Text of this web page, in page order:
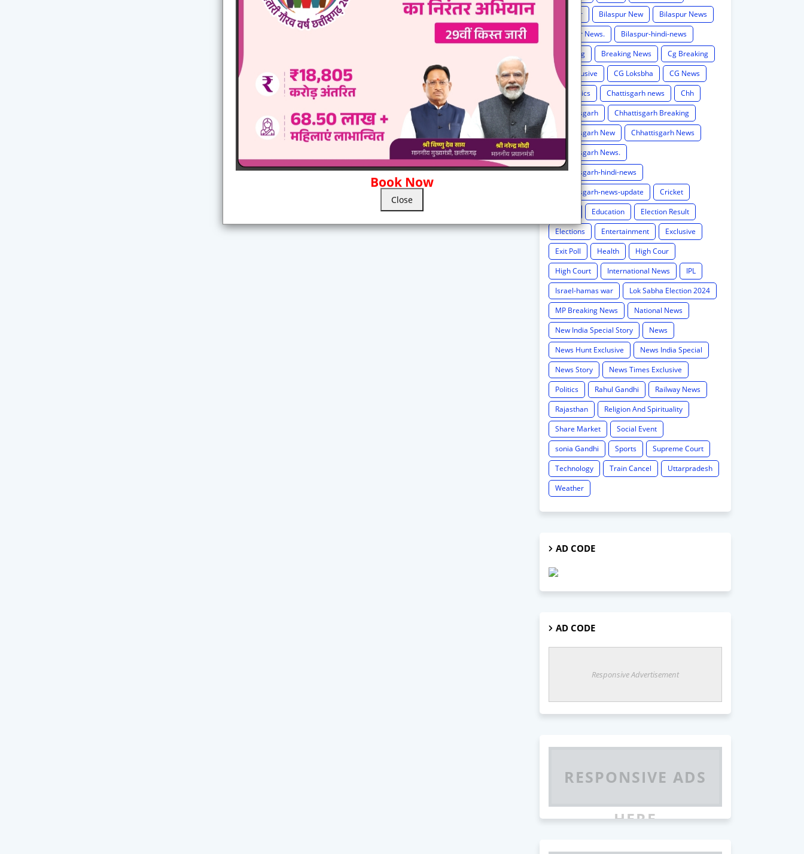
Book Now
Close
Bilaspur
Bilaspur New
Bilaspur News
Bilaspur News.
Bilaspur-hindi-news
Breaking
Breaking News
Cg Breaking
CG exclusive
CG Loksbha
CG News
CG politics
Chattisgarh news
Chh
Chhattisgarh
Chhattisgarh Breaking
Chhattisgarh New
Chhattisgarh News
Chhattisgarh News.
Chhattisgarh-hindi-news
Chhattisgarh-news-update
Cricket
Education
Election Result
Elections
Entertainment
Exclusive
Exit Poll
Health
High Cour
High Court
International News
IPL
Israel-hamas war
Lok Sabha Election 2024
MP Breaking News
National News
New India Special Story
News
News Hunt Exclusive
News India Special
News Story
News Times Exclusive
Politics
Rahul Gandhi
Railway News
Rajasthan
Religion And Spirituality
Share Market
Social Event
sonia Gandhi
Sports
Supreme Court
Technology
Train Cancel
Uttarpradesh
Weather
AD CODE
AD CODE
Responsive Advertisement
RESPONSIVE ADS
HERE